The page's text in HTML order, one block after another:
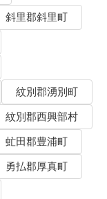
斜里郡斜里町
紋別郡湧別町
紋別郡西興部村
虻田郡豊浦町
勇払郡厚真町